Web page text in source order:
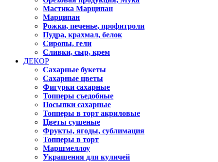
Мастика Марципан
Марципан
Рожки, печенье, профитроли
Пудра, крахмал, белок
Сиропы, гели
Сливки, сыр, крем
ДЕКОР
Сахарные букеты
Сахарные цветы
Фигурки сахарные
Топперы съедобные
Посыпки сахарные
Топперы в торт акриловые
Цветы сушеные
Фрукты, ягоды, сублимация
Топперы в торт
Маршмеллоу
Украшения для куличей